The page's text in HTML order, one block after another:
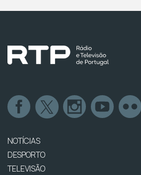
NOTÍCIAS
DESPORTO
TELEVISÃO